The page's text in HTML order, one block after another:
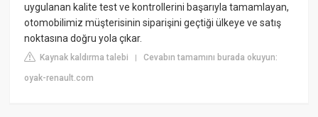
uygulanan kalite test ve kontrollerini başarıyla tamamlayan,
otomobilimiz müşterisinin siparişini geçtiği ülkeye ve satış
noktasına doğru yola çıkar.
Kaynak kaldırma talebi |Cevabın tamamını burada okuyun:
oyak-renault.com